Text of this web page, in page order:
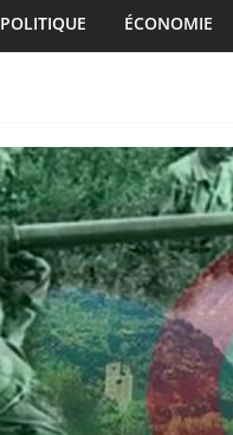
POLITIQUE ÉCONOMIE